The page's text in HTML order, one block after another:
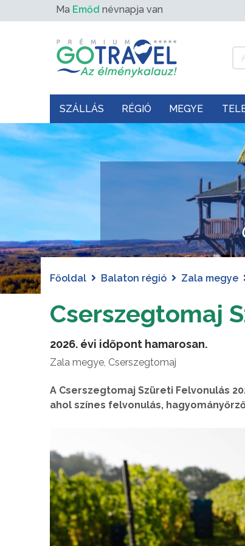
Ma Emőd névnapja van
SZÁLLÁS RÉGIÓ MEGYE
Főoldal Balaton régió Zala megye
Cserszegtomaj
2026. évi időpont hamarosan.
Zala megye, Cserszegtomaj
A Cserszegtomaj Szüreti Felvonulás
ahol színes felvonulás,